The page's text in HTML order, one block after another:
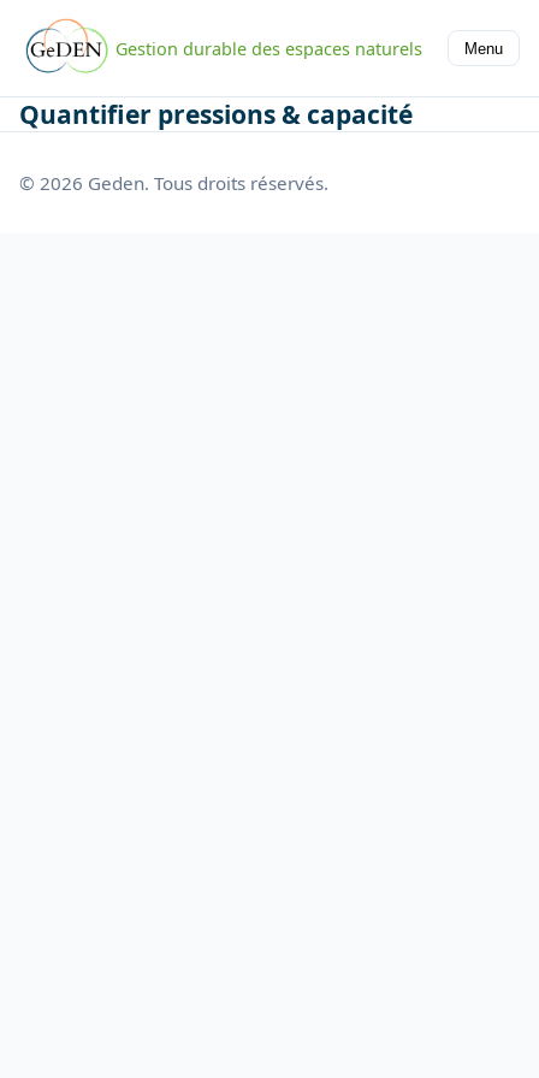
Gestion durable des espaces naturels Menu
Quantifier pressions & capacité
© 2026 Geden. Tous droits réservés.